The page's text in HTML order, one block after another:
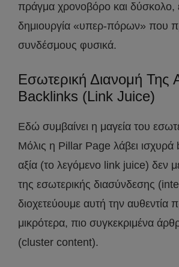
πράγμα χρονοβόρο και δύσκολο,
δημιουργία «υπερ-πόρων» που
συνδέσμους φυσικά.
Εσωτερική Διανομή Της
Backlinks (Link Juice)
Εδώ συμβαίνει η μαγεία του
Μόλις η Pillar Page λάβει
αξία (το λεγόμενο link juice) δεν
της εσωτερικής διασύνδεσης
διοχετεύουμε αυτή την αυθεντία
μικρότερα, πιο συγκεκριμένα
(cluster content).